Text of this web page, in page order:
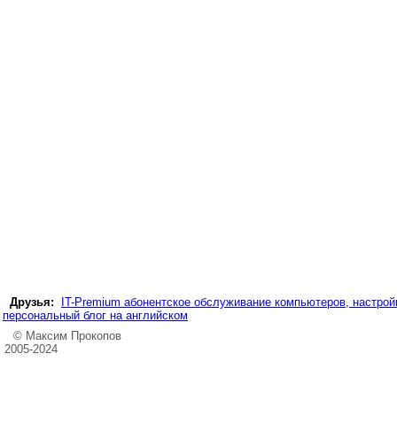
Друзья:
IT-Premium абонентское обслуживание компьютеров,
персональный блог на английском
© Максим Прокопов
2005-2024